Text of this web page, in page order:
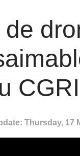
CGRI
Thursday, 17